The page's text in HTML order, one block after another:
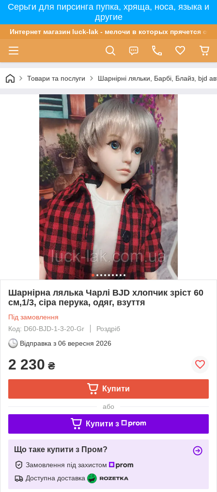
Серьги для пирсинга пупка, хряща, носа, языка и
другие
Интернет магазин luck-lak - мелочи в которых прячется
Товари та послуги Шарнірні ляльки, Барбі, Блайз, bjd
Шарнірна лялька Чарлі BJD хлопчик зріст 60
см,1/3, сіра перука, одяг, взуття
Під замовлення
Код: D60-BJD-1-3-20-Gr
Роздріб
Відправка з 06 вересня 2026
2 230 ₴
Купити
або
Купити з
Що таке купити з Пром?
Замовлення під захистом
Доступна доставка